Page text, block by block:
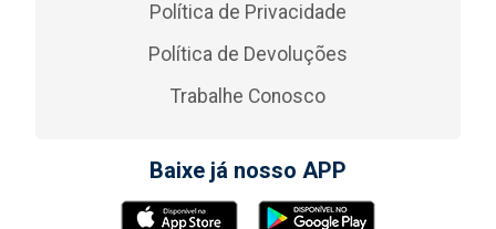
Política de Privacidade
Política de Devoluções
Trabalhe Conosco
Baixe já nosso APP